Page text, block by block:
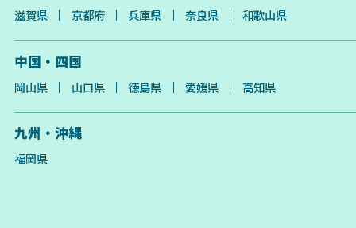
滋賀県 京都府 兵庫県 奈良県 和歌山県
中国・四国
岡山県 山口県 徳島県 愛媛県 高知県
九州・沖縄
福岡県